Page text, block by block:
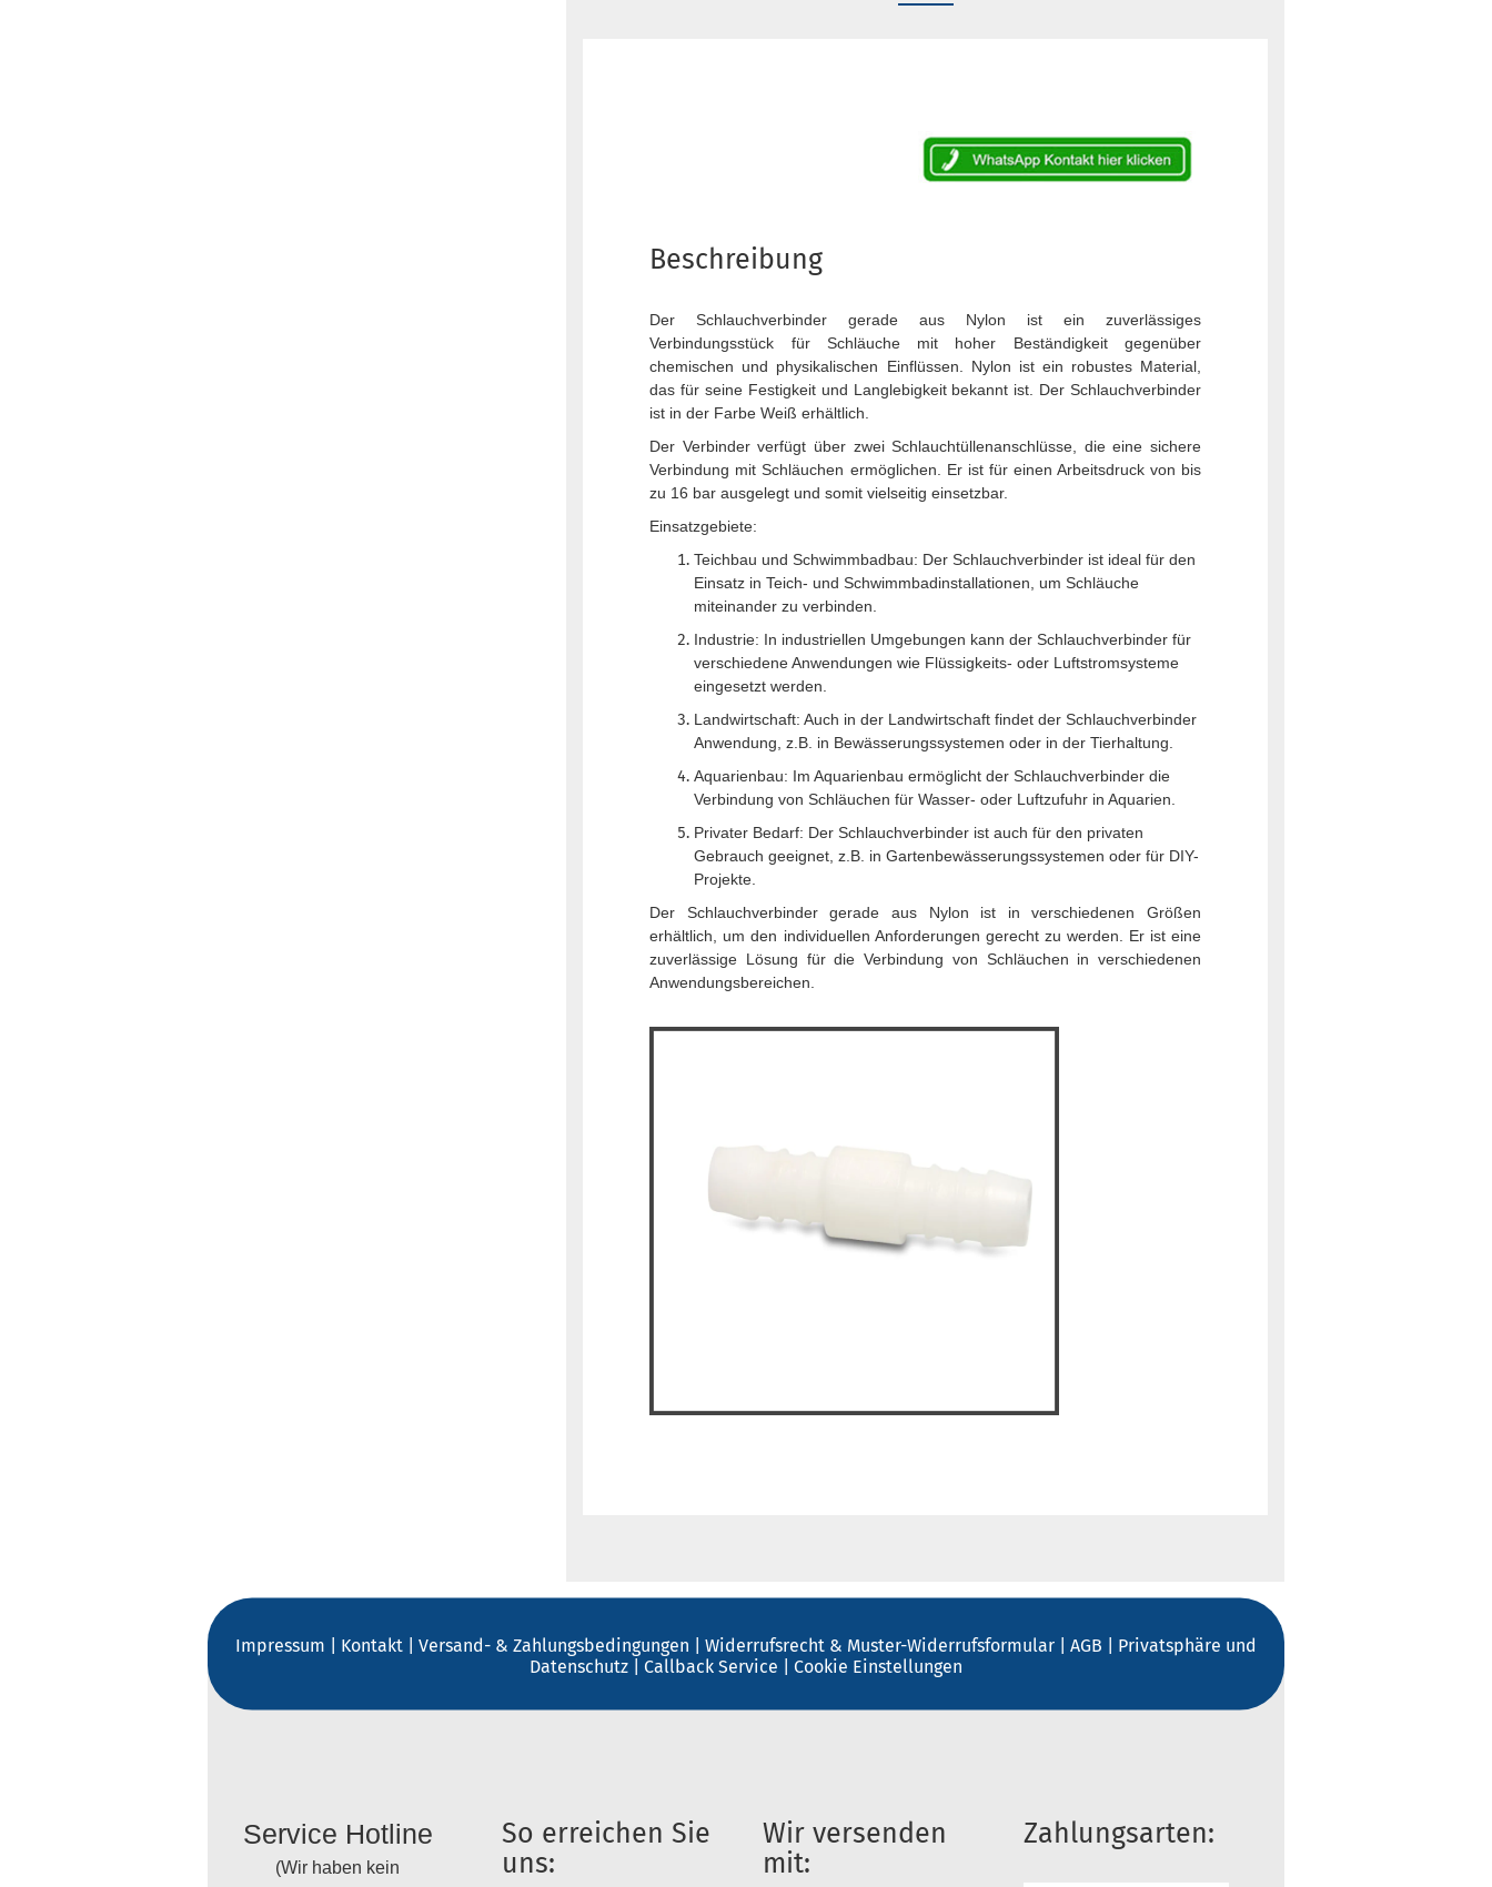
Beschreibung
Der Schlauchverbinder gerade aus Nylon ist ein zuverlässiges
Verbindungsstück für Schläuche mit hoher Beständigkeit gegenüber
chemischen und physikalischen Einflüssen. Nylon ist ein robustes Material,
das für seine Festigkeit und Langlebigkeit bekannt ist. Der Schlauchverbinder
ist in der Farbe Weiß erhältlich.
Der Verbinder verfügt über zwei Schlauchtüllenanschlüsse, die eine sichere
Verbindung mit Schläuchen ermöglichen. Er ist für einen Arbeitsdruck von bis
zu 16 bar ausgelegt und somit vielseitig einsetzbar.
Einsatzgebiete:
Teichbau und Schwimmbadbau: Der Schlauchverbinder ist ideal für den
Einsatz in Teich- und Schwimmbadinstallationen, um Schläuche
miteinander zu verbinden.
Industrie: In industriellen Umgebungen kann der Schlauchverbinder für
verschiedene Anwendungen wie Flüssigkeits- oder Luftstromsysteme
eingesetzt werden.
Landwirtschaft: Auch in der Landwirtschaft findet der Schlauchverbinder
Anwendung, z.B. in Bewässerungssystemen oder in der Tierhaltung.
Aquarienbau: Im Aquarienbau ermöglicht der Schlauchverbinder die
Verbindung von Schläuchen für Wasser- oder Luftzufuhr in Aquarien.
Privater Bedarf: Der Schlauchverbinder ist auch für den privaten
Gebrauch geeignet, z.B. in Gartenbewässerungssystemen oder für DIY-
Projekte.
Der Schlauchverbinder gerade aus Nylon ist in verschiedenen Größen
erhältlich, um den individuellen Anforderungen gerecht zu werden. Er ist eine
zuverlässige Lösung für die Verbindung von Schläuchen in verschiedenen
Anwendungsbereichen.
Impressum Kontakt Versand- & Zahlungsbedingungen Widerrufsrecht & Muster-Widerrufsformular AGB
Privatsphäre und
Datenschutz
Callback Service Cookie Einstellungen
Service Hotline
(Wir haben kein
So erreichen Sie
uns:
Wir versenden
mit:
Zahlungsarten: